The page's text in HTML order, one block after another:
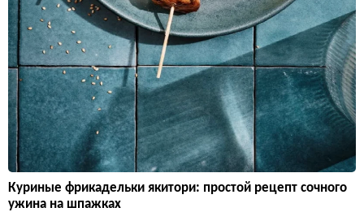
Куриные фрикадельки якитори: простой рецепт сочного
ужина на шпажках